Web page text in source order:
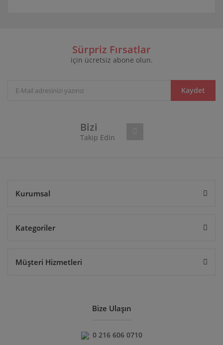
Yorum Yaz
Ürün resmi kalitesiz, bozuk veya görüntülenemiyor.
Ürün bilgilerinde hatalar bulunuyor.
Sürpriz Fırsatlar
için ücretsiz abone olun.
Kaydet
Bizi
Takip Edin
Kurumsal
Kategoriler
Müşteri Hizmetleri
Bize Ulaşın
0 216 606 0710